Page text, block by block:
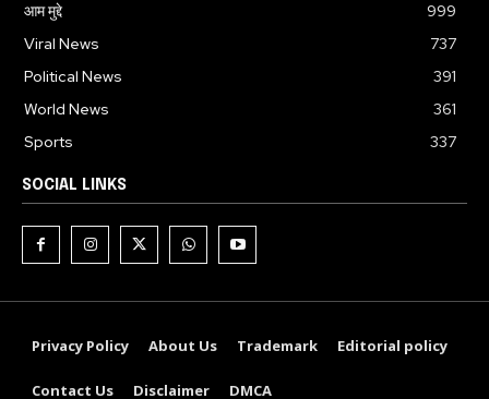
आम मुद्दे
999
Viral News
737
Political News
391
World News
361
Sports
337
SOCIAL LINKS
Privacy Policy About Us Trademark Editorial policy
Contact Us Disclaimer DMCA